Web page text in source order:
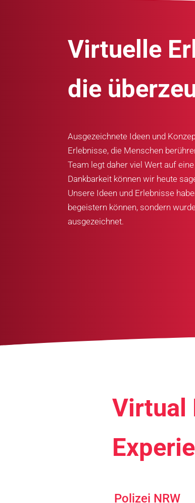
Virtuelle
die
Ausgezeichnete Ideen und
Erlebnisse, die Menschen
Team legt daher viel Wert auf
Dankbarkeit können wir heute
Unsere Ideen und Erlebnisse
begeistern können, sondern
ausgezeichnet.
Virtual
Polizei NRW